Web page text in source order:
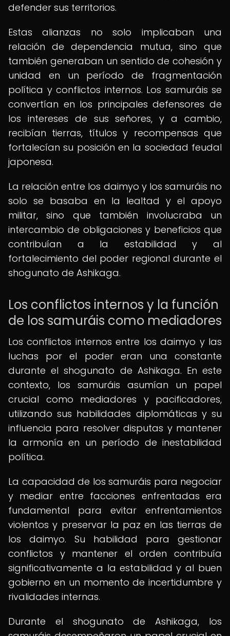
defender sus territorios.
Estas alianzas no solo implicaban una
relación de dependencia mutua, sino que
también generaban un sentido de cohesión y
unidad en un período de fragmentación
política y conflictos internos. Los samuráis se
convertían en los principales defensores de
los intereses de sus señores, y a cambio,
recibían tierras, títulos y recompensas que
fortalecían su posición en la sociedad feudal
japonesa.
La relación entre los daimyo y los samuráis no
solo se basaba en la lealtad y el apoyo
militar, sino que también involucraba un
intercambio de obligaciones y beneficios que
contribuían a la estabilidad y al
fortalecimiento del poder regional durante el
shogunato de Ashikaga.
Los conflictos internos y la función
de los samuráis como mediadores
Los conflictos internos entre los daimyo y las
luchas por el poder eran una constante
durante el shogunato de Ashikaga. En este
contexto, los samuráis asumían un papel
crucial como mediadores y pacificadores,
utilizando sus habilidades diplomáticas y su
influencia para resolver disputas y mantener
la armonía en un período de inestabilidad
política.
La capacidad de los samuráis para negociar
y mediar entre facciones enfrentadas era
fundamental para evitar enfrentamientos
violentos y preservar la paz en las tierras de
los daimyo. Su habilidad para gestionar
conflictos y mantener el orden contribuía
significativamente a la estabilidad y al buen
gobierno en un momento de incertidumbre y
rivalidades internas.
Durante el shogunato de Ashikaga, los